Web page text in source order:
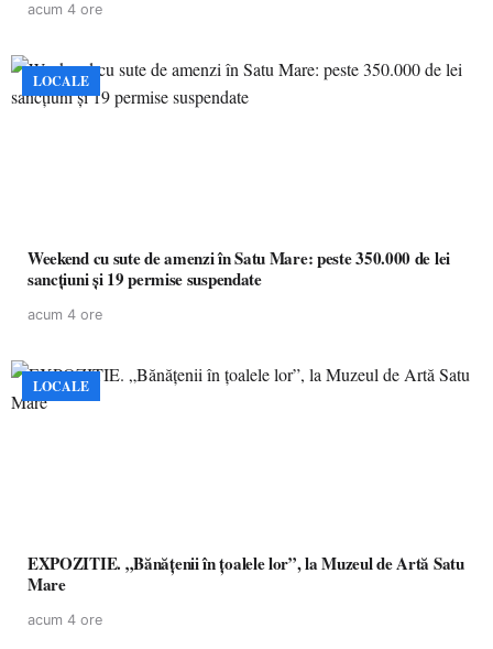
acum 4 ore
LOCALE
Weekend cu sute de amenzi în Satu Mare: peste 350.000 de lei
sancțiuni și 19 permise suspendate
acum 4 ore
LOCALE
EXPOZITIE. „Bănățenii în țoalele lor”, la Muzeul de Artă Satu
Mare
acum 4 ore